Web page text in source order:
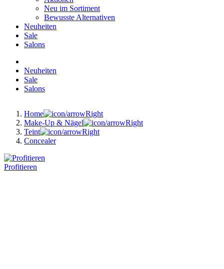
Neu im Sortiment
Bewusste Alternativen
Neuheiten
Sale
Salons
Neuheiten
Sale
Salons
Home
Make-Up & Nägel
Teint
Concealer
Profitieren